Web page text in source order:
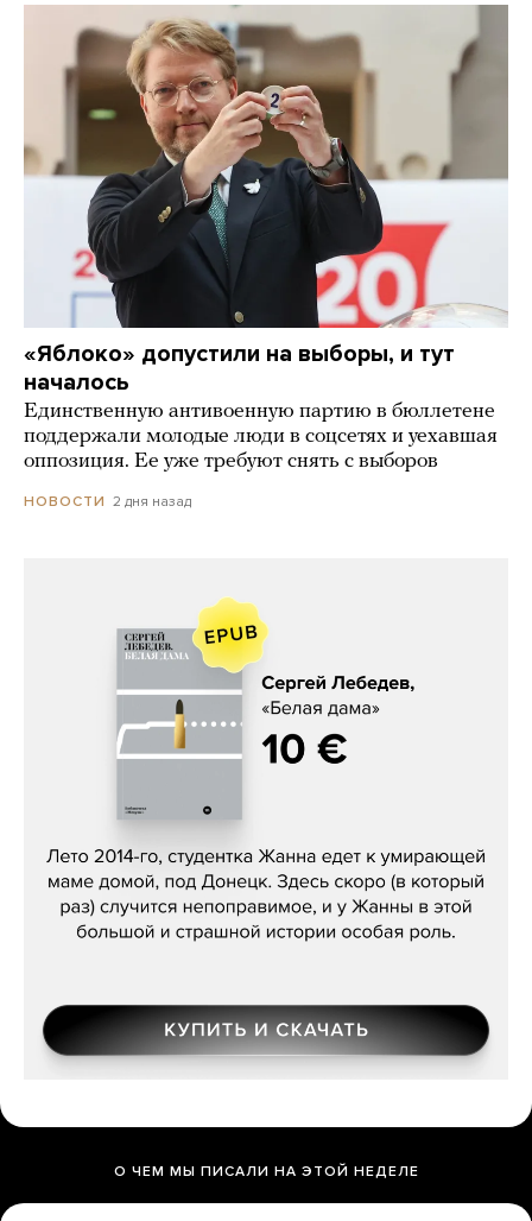
«Яблоко» допустили на выборы, и тут
началось
Единственную антивоенную партию в бюллетене
поддержали молодые люди в соцсетях и уехавшая
оппозиция. Ее уже требуют снять с выборов
НОВОСТИ 2 дня назад
Сергей Лебедев, «Белая дама»
О ЧЕМ МЫ ПИСАЛИ НА ЭТОЙ НЕДЕЛЕ